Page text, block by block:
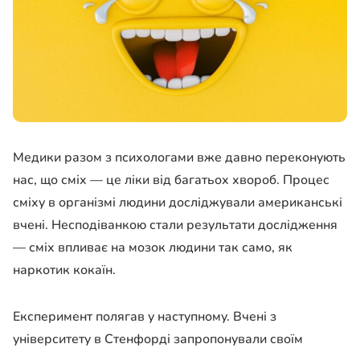
Медики разом з психологами вже давно переконують
нас, що сміх — це ліки від багатьох хвороб. Процес
сміху в організмі людини досліджували американські
вчені. Несподіванкою стали результати дослідження
— сміх впливає на мозок людини так само, як
наркотик кокаїн.
Експеримент полягав у наступному. Вчені з
університету в Стенфорді запропонували своїм